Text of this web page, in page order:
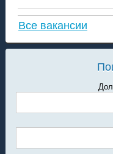
Все вакансии